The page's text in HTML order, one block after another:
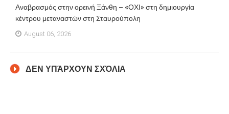
Αναβρασμός στην ορεινή Ξάνθη – «ΟΧΙ» στη δημιουργία
κέντρου μεταναστών στη Σταυρούπολη
August 06, 2026
ΔΕΝ ΥΠΆΡΧΟΥΝ ΣΧΌΛΙΑ